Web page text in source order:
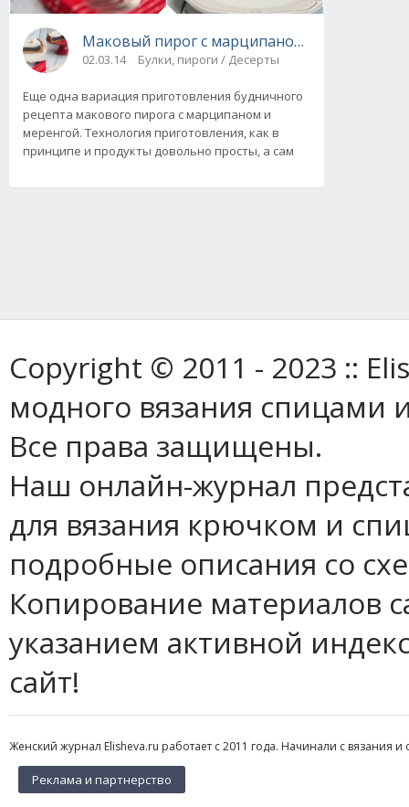
Маковый пирог с марципаном и меренгой.
02.03.14 Булки, пироги / Десерты
Еще одна вариация приготовления будничного
рецепта макового пирога с марципаном и
меренгой. Технология приготовления, как в
принципе и продукты довольно просты, а сам
Copyright © 2011 - 2023 ::
модного вязания спицами
Все права защищены.
Наш онлайн-журнал
для вязания крючком и
подробные описания со
Копирование материалов
указанием активной
сайт!
Женский журнал Elisheva.ru работает с 2011 года. Начинали с вязания
Реклама и партнерство